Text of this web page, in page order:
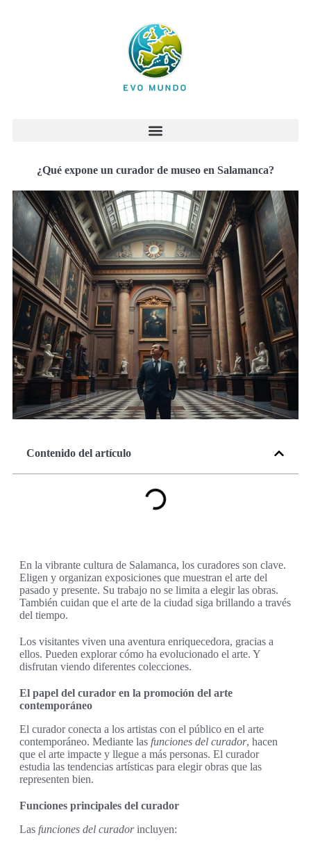
¿Qué expone un curador de museo en Salamanca?
Contenido del artículo
En la vibrante cultura de Salamanca, los curadores son clave.
Eligen y organizan exposiciones que muestran el arte del
pasado y presente. Su trabajo no se limita a elegir las obras.
También cuidan que el arte de la ciudad siga brillando a través
del tiempo.
Los visitantes viven una aventura enriquecedora, gracias a
ellos. Pueden explorar cómo ha evolucionado el arte. Y
disfrutan viendo diferentes colecciones.
El papel del curador en la promoción del arte
contemporáneo
El curador conecta a los artistas con el público en el arte
contemporáneo. Mediante las funciones del curador, hacen
que el arte impacte y llegue a más personas. El curador
estudia las tendencias artísticas para elegir obras que las
representen bien.
Funciones principales del curador
Las funciones del curadorincluyen: